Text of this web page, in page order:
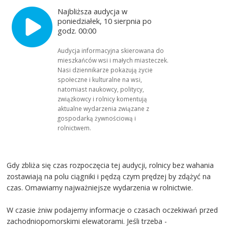
Najbliższa audycja w
poniedziałek, 10 sierpnia po
godz. 00:00
Audycja informacyjna skierowana do
mieszkańców wsi i małych miasteczek.
Nasi dziennikarze pokazują życie
społeczne i kulturalne na wsi,
natomiast naukowcy, politycy,
związkowcy i rolnicy komentują
aktualne wydarzenia związane z
gospodarką żywnościową i
rolnictwem.
Gdy zbliża się czas rozpoczęcia tej audycji, rolnicy bez wahania
zostawiają na polu ciągniki i pędzą czym prędzej by zdążyć na
czas. Omawiamy najważniejsze wydarzenia w rolnictwie.
W czasie żniw podajemy informacje o czasach oczekiwań przed
zachodniopomorskimi elewatorami. Jeśli trzeba -